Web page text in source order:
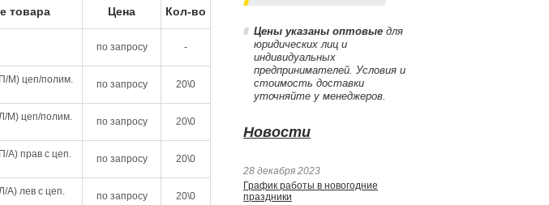
товара Цена Кол-во
по запросу -
М) цеп/полим.
по запросу 20\0
М) цеп/полим.
по запросу 20\0
А) прав с цеп.
по запросу 20\0
А) лев с цеп.
по запросу 20\0
Цены указаны оптовые для
юридических лиц и
индивидуальных
предпринимателей. Условия и
стоимость доставки
уточняйте у менеджеров.
Новости
28 декабря 2023
График работы в новогодние
праздники